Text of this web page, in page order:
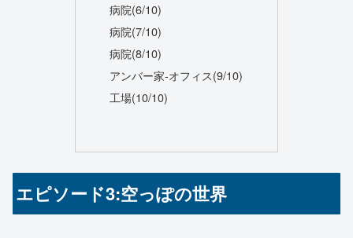
病院(6/10)
病院(7/10)
病院(8/10)
アンバー家-オフィス(9/10)
工場(10/10)
エピソード3:空っぽの世界